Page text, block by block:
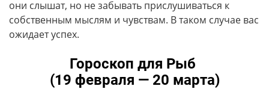
они слышат, но не забывать прислушиваться к
собственным мыслям и чувствам. В таком случае вас
ожидает успех.
Гороскоп для Рыб
(19 февраля — 20 марта)